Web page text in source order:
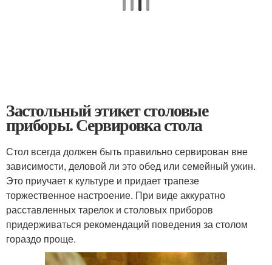
Застольный этикет столовые
приборы. Сервировка стола
Стол всегда должен быть правильно сервирован вне
зависимости, деловой ли это обед или семейный ужин.
Это приучает к культуре и придает трапезе
торжественное настроение. При виде аккуратно
расставленных тарелок и столовых приборов
придерживаться рекомендаций поведения за столом
гораздо проще.